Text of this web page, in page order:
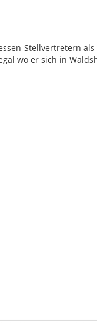
Stellvertretern
wo er sich in